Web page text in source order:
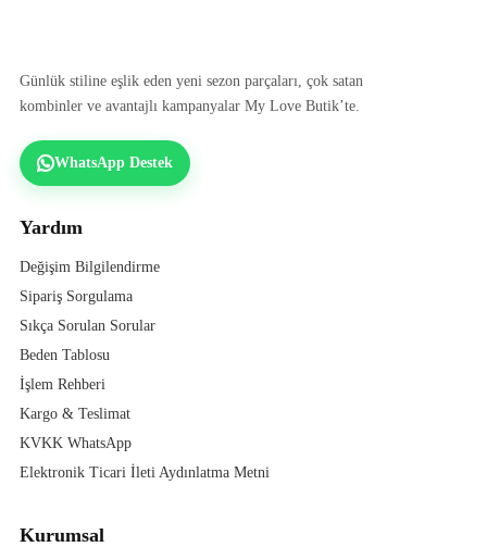
Günlük stiline eşlik eden yeni sezon parçaları, çok satan
kombinler ve avantajlı kampanyalar My Love Butik’te.
WhatsApp Destek
Yardım
Değişim Bilgilendirme
Sipariş Sorgulama
Sıkça Sorulan Sorular
Beden Tablosu
İşlem Rehberi
Kargo & Teslimat
KVKK WhatsApp
Elektronik Ticari İleti Aydınlatma Metni
Kurumsal